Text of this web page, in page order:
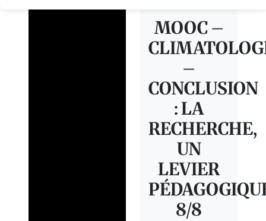
MOOC –
–
CONCLUSION
: LA
RECHERCHE,
UN
LEVIER
8/8